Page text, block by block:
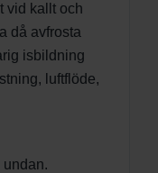
vid kallt och
då avfrosta
isbildning
luftflöde,
undan.